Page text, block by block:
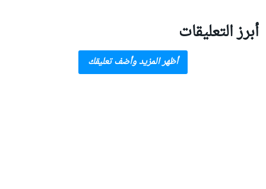
أبرز التعليقات
أظهر المزيد وأضف تعليقك